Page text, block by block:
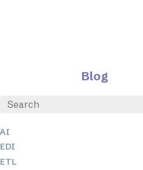
Blog
AI
EDI
ETL